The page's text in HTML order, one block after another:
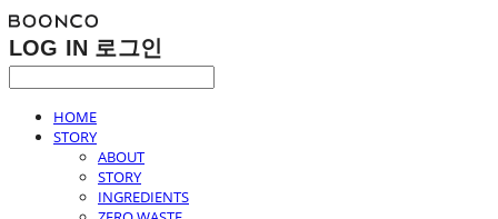
LOG IN 로그인
HOME
STORY
ABOUT
STORY
INGREDIENTS